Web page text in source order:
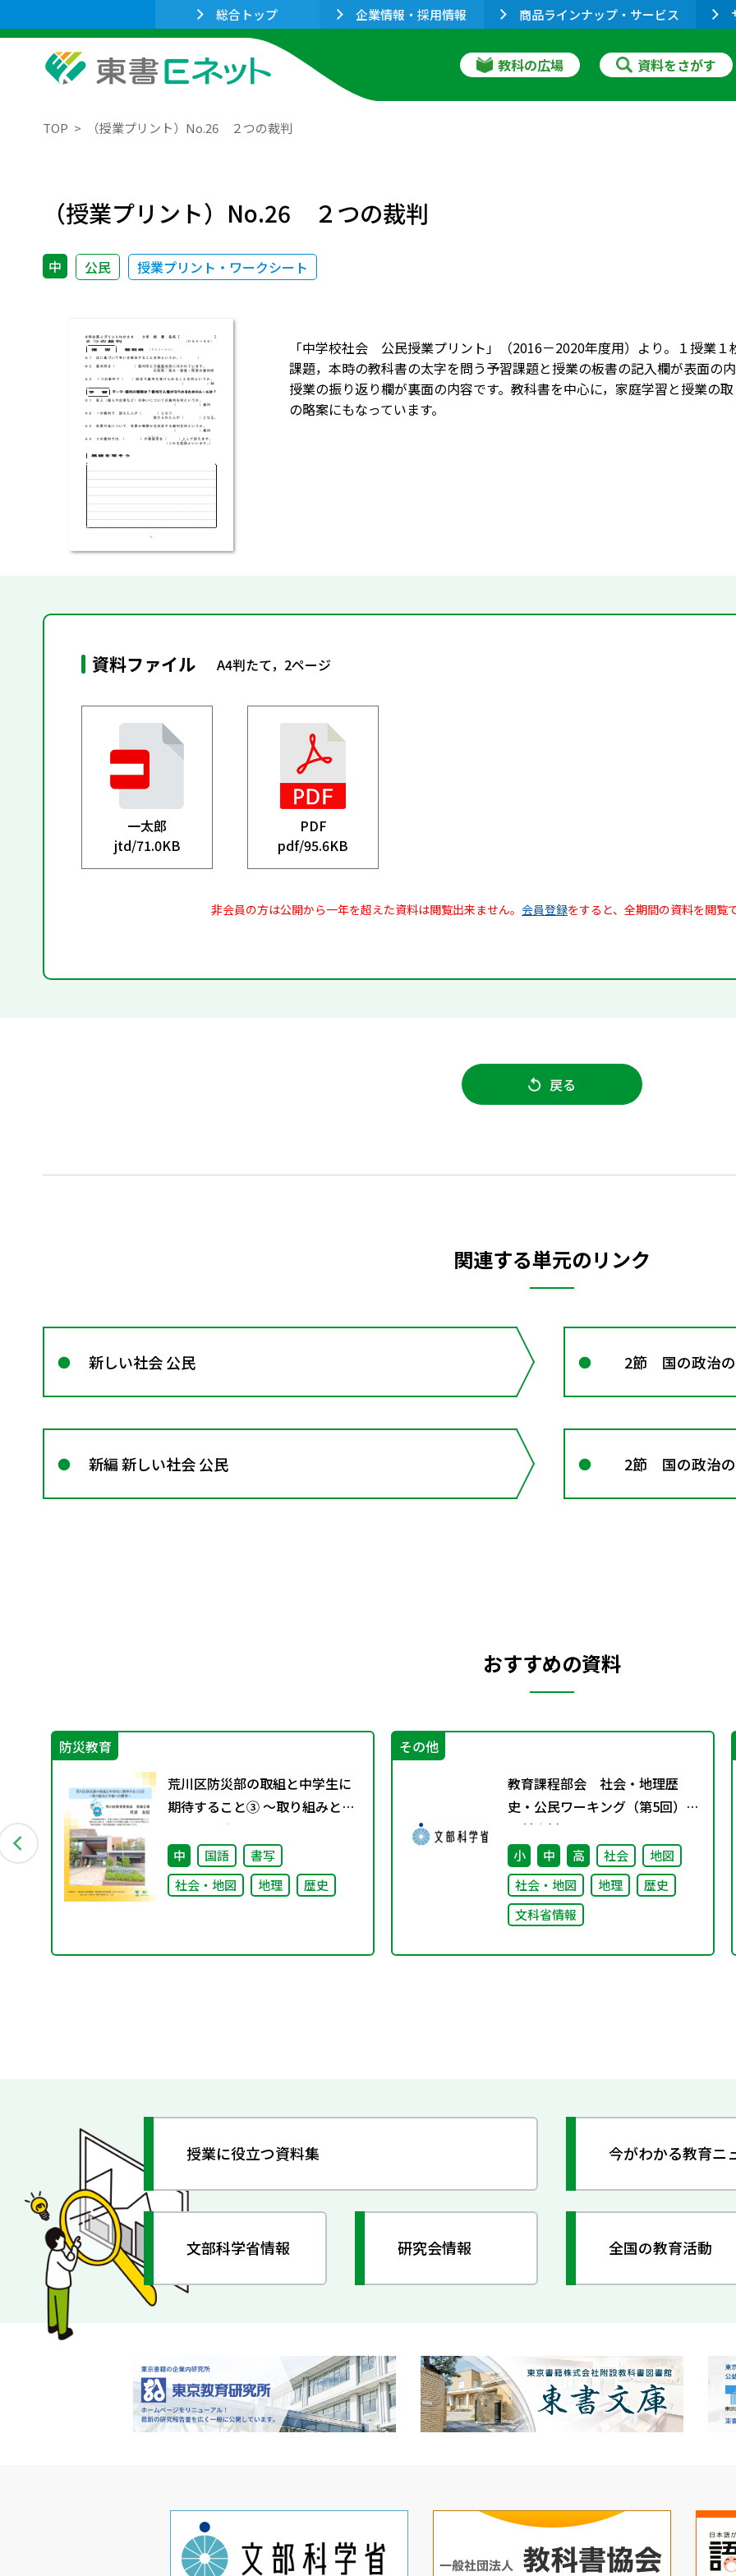
総合トップ 企業情報・採用情報 商品ラインナップ・サービス
教科の広場 資料をさがす
TOP （授業プリント）No.26 ２つの裁判
（授業プリント）No.26 ２つの裁判
中 公民 授業プリント・ワークシート
「中学校社会 公民授業プリント」（2016－2020年度用）より。１授業
課題，本時の教科書の太字を問う予習課題と授業の板書の記入欄が表面の
授業の振り返り欄が裏面の内容です。教科書を中心に，家庭学習と授業の
の略案にもなっています。
資料ファイル A4判たて，2ページ
一太郎
jtd/71.0KB
PDF
pdf/95.6KB
非会員の方は公開から一年を超えた資料は閲覧出来ません。 会員登録をすると、全期間の資料を閲覧
戻る
関連する単元のリンク
新しい社会 公民 2節 国の政治の
新編 新しい社会 公民 2節 国の政治の
おすすめの資料
学
防災教育
荒川区防災部の取組と中学生に
期待すること③ ～取り組みと今
後への期待～
中 国語
書写
社会・地図
地理 歴史
その他
教育課程部会 社会・地理歴
史・公民ワーキング（第5回）
配付資料
小 中 高 社会
地図
社会・地図
地理
歴史
文科省情報
授業に役立つ資料集 今がわかる教育ニ
文部科学省情報 研究会情報 全国の教育活動